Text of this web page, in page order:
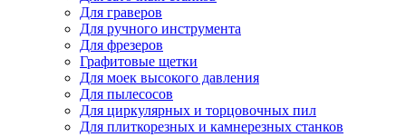
Для граверов
Для ручного инструмента
Для фрезеров
Графитовые щетки
Для моек высокого давления
Для пылесосов
Для циркулярных и торцовочных пил
Для плиткорезных и камнерезных станков